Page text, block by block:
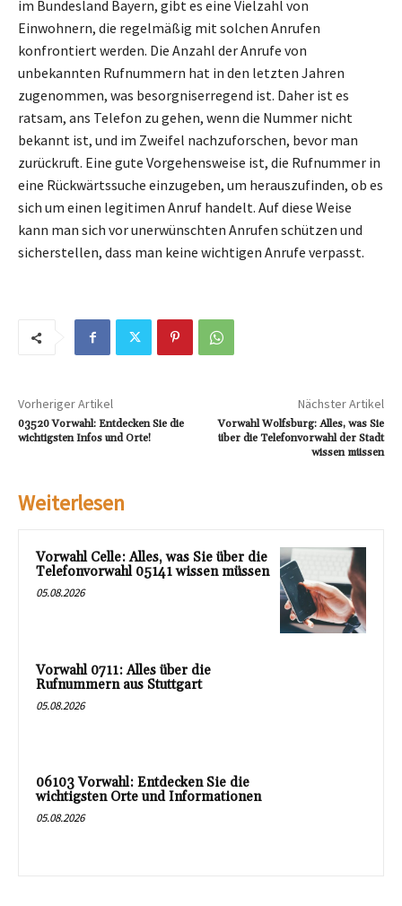
im Bundesland Bayern, gibt es eine Vielzahl von
Einwohnern, die regelmäßig mit solchen Anrufen
konfrontiert werden. Die Anzahl der Anrufe von
unbekannten Rufnummern hat in den letzten Jahren
zugenommen, was besorgniserregend ist. Daher ist es
ratsam, ans Telefon zu gehen, wenn die Nummer nicht
bekannt ist, und im Zweifel nachzuforschen, bevor man
zurückruft. Eine gute Vorgehensweise ist, die Rufnummer in
eine Rückwärtssuche einzugeben, um herauszufinden, ob es
sich um einen legitimen Anruf handelt. Auf diese Weise
kann man sich vor unerwünschten Anrufen schützen und
sicherstellen, dass man keine wichtigen Anrufe verpasst.
Vorheriger Artikel
03520 Vorwahl: Entdecken Sie die
wichtigsten Infos und Orte!
Nächster Artikel
Vorwahl Wolfsburg: Alles, was Sie
über die Telefonvorwahl der Stadt
wissen müssen
Weiterlesen
Vorwahl Celle: Alles, was Sie über die
Telefonvorwahl 05141 wissen müssen
05.08.2026
Vorwahl 0711: Alles über die
Rufnummern aus Stuttgart
05.08.2026
06103 Vorwahl: Entdecken Sie die
wichtigsten Orte und Informationen
05.08.2026